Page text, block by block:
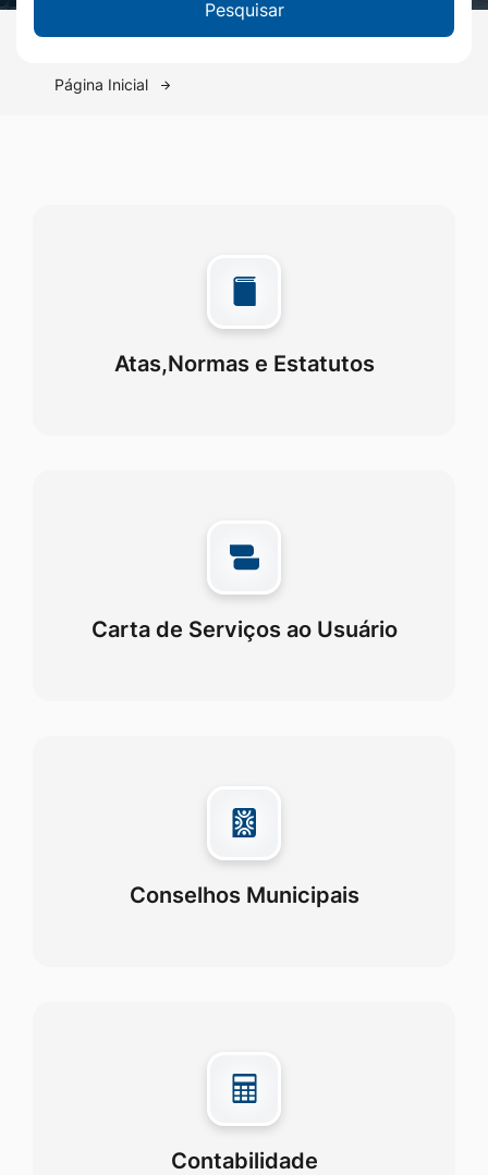
Pesquisar
Página Inicial
Atas,Normas e Estatutos
Carta de Serviços ao Usuário
Conselhos Municipais
Contabilidade